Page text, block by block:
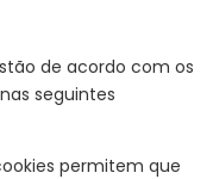
de acordo com os
seguintes
permitem que